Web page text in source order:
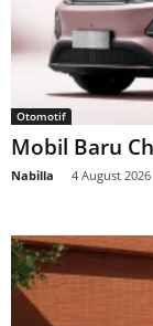
Otomotif
Mobil Baru
Nabilla 4 August 2026